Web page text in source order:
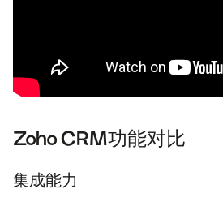
Zoho CRM功能对比
集成能力